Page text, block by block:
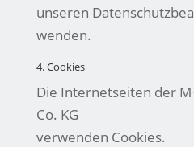
unseren
wenden.
4. Cookies
Die Internetseiten der
Co. KG
verwenden Cookies.